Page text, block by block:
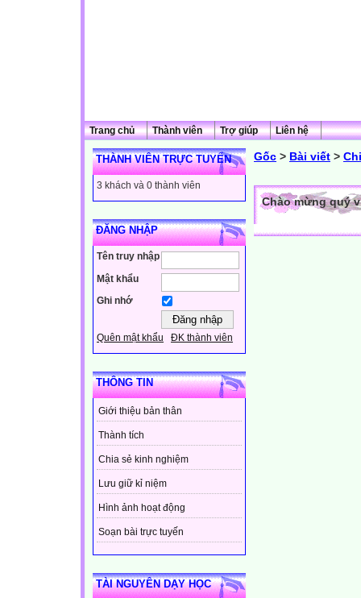
Trang chủ Thành viên Trợ giúp Liên hệ
THÀNH VIÊN TRỰC TUYẾN
3 khách và 0 thành viên
ĐĂNG NHẬP
Tên truy nhập
Mật khẩu
Ghi nhớ
Quên mật khẩu ĐK thành viên
THÔNG TIN
Giới thiệu bản thân
Thành tích
Chia sẻ kinh nghiệm
Lưu giữ kỉ niệm
Hình ảnh hoạt động
Soạn bài trực tuyến
TÀI NGUYÊN DẠY HỌC
Gốc > Bài viết >
Chào mừng quý